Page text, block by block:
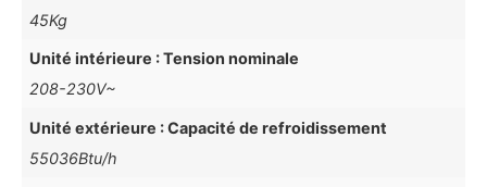
45Kg
Unité intérieure : Tension nominale
208-230V~
Unité extérieure : Capacité de refroidissement
55036Btu/h